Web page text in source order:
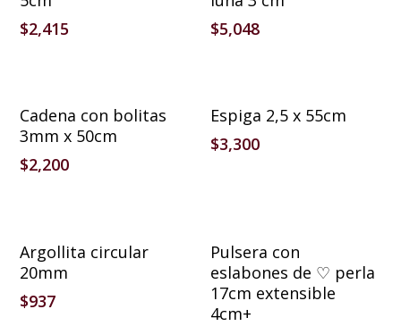
$2,415
$5,048
Añadir Al Carrito
Cadena con bolitas
3mm x 50cm
$2,200
Añadir Al Carrito
Espiga 2,5 x 55cm
$3,300
Añadir Al Carrito
Argollita circular
20mm
$937
Pulsera con
eslabones de ♡ perla
17cm extensible
4cm+